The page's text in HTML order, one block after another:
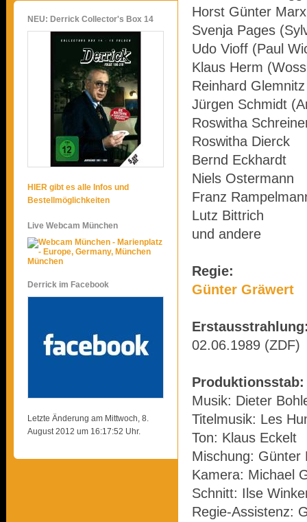
NEU: Derrick Collector's Box 14
HIER gibt es alle Infos und
Bestellmöglichkeiten
Live Webcam München
München
Derrick im Facebook
Letzte Änderung am Mittwoch, 8.
August 2012 um 16:17:52 Uhr.
Horst Günter
Svenja Pages
Udo Vioff (Paul
Klaus Herm
Reinhard
Jürgen Schmidt
Roswitha
Roswitha Dierck
Bernd Eckhardt
Niels Ostermann
Franz
Lutz Bittrich
und andere
Regie:
Günter Gräwert
02.06.1989 (ZDF)
Produktionsstab:
Musik: Dieter
Titelmusik: Les
Ton: Klaus Eckelt
Mischung: Günter
Kamera: Michael
Schnitt: Ilse
Regie-Assistenz: